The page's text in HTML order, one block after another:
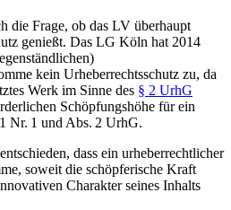
die Frage, ob das LV überhaupt
genießt. Das LG Köln hat 2014
kein Urheberrechtsschutz zu, da
Werk im Sinne des § 2 UrhG
Schöpfungshöhe für ein
Nr. 1 und Abs. 2 UrhG.
dass ein urheberrechtlicher
soweit die schöpferische Kraft
Charakter seines Inhalts